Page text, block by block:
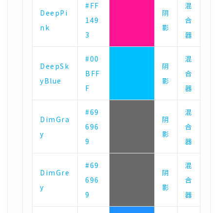
DeepPi
nk
#FF
149
3
阴
影
混
合
器
DeepSk
yBlue
#00
BFF
F
阴
影
混
合
器
DimGra
y
#69
696
9
阴
影
混
合
器
DimGre
y
#69
696
9
阴
影
混
合
器